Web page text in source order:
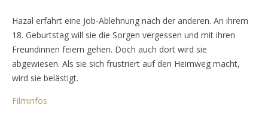
Hazal erfährt eine Job-Ablehnung nach der anderen. An ihrem
18. Geburtstag will sie die Sorgen vergessen und mit ihren
Freundinnen feiern gehen. Doch auch dort wird sie
abgewiesen. Als sie sich frustriert auf den Heimweg macht,
wird sie belästigt.
Filminfos